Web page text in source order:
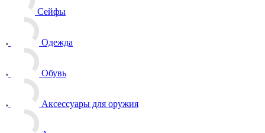
Сейфы
Одежда
Обувь
Аксессуары для оружия